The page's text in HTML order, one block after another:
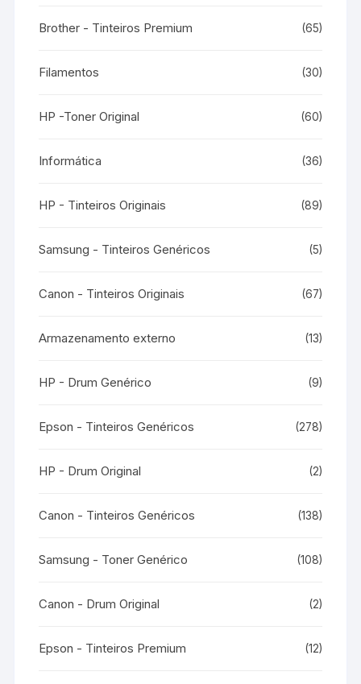
Brother - Tinteiros Premium (65)
Filamentos (30)
HP -Toner Original (60)
Informática (36)
HP - Tinteiros Originais (89)
Samsung - Tinteiros Genéricos (5)
Canon - Tinteiros Originais (67)
Armazenamento externo (13)
HP - Drum Genérico (9)
Epson - Tinteiros Genéricos (278)
HP - Drum Original (2)
Canon - Tinteiros Genéricos (138)
Samsung - Toner Genérico (108)
Canon - Drum Original (2)
Epson - Tinteiros Premium (12)